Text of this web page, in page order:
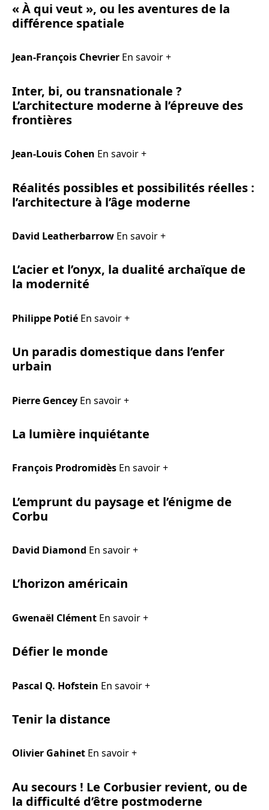
« À qui veut », ou les aventures de la
différence spatiale
Jean-François Chevrier En savoir +
Inter, bi, ou transnationale ?
L’architecture moderne à l’épreuve des
frontières
Jean-Louis Cohen En savoir +
Réalités possibles et possibilités réelles :
l’architecture à l’âge moderne
David Leatherbarrow En savoir +
L’acier et l’onyx, la dualité archaïque de
la modernité
Philippe Potié En savoir +
Un paradis domestique dans l’enfer
urbain
Pierre Gencey En savoir +
La lumière inquiétante
François Prodromidès En savoir +
L’emprunt du paysage et l’énigme de
Corbu
David Diamond En savoir +
L’horizon américain
Gwenaël Clément En savoir +
Défier le monde
Pascal Q. Hofstein En savoir +
Tenir la distance
Olivier Gahinet En savoir +
Au secours ! Le Corbusier revient, ou de
la difficulté d’être postmoderne